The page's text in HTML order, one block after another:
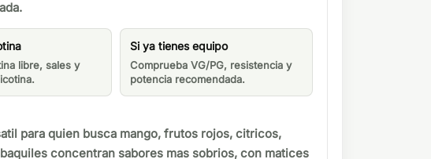
libre, sales y
Si ya tienes equipo
Comprueba VG/PG, resistencia y
potencia recomendada.
para quien busca mango, frutos rojos, citricos,
concentran sabores mas sobrios, con matices